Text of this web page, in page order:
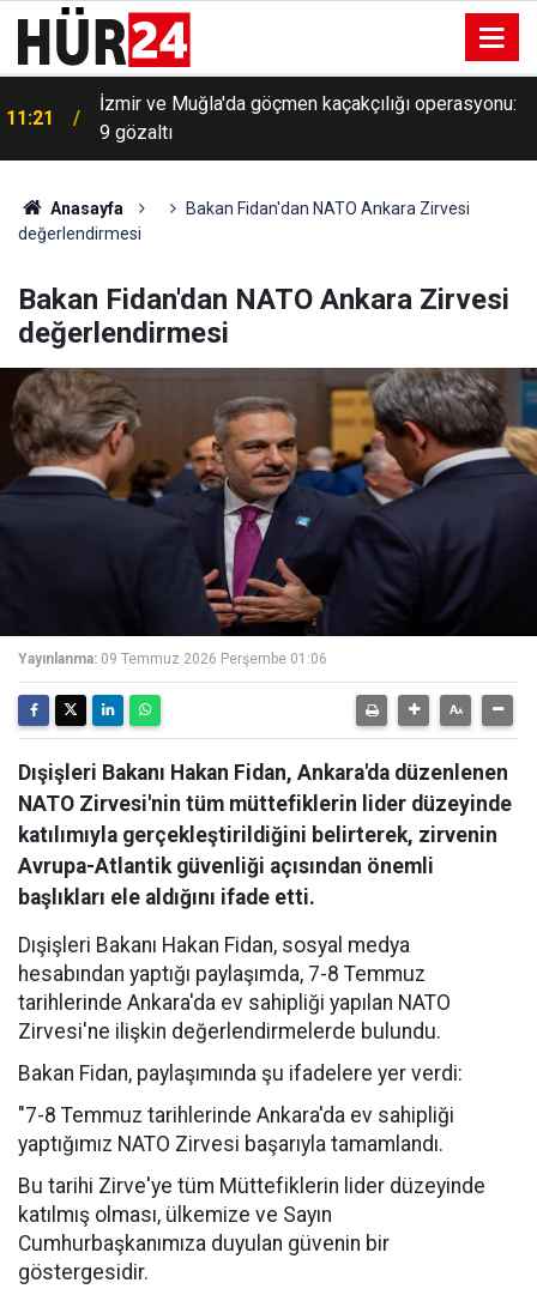
11:21
İzmir ve Muğla'da göçmen kaçakçılığı operasyonu:
9 gözaltı
Anasayfa
Bakan Fidan'dan NATO Ankara Zirvesi
değerlendirmesi
Bakan Fidan'dan NATO Ankara Zirvesi
değerlendirmesi
Yayınlanma: 09 Temmuz 2026 Perşembe 01:06
Dışişleri Bakanı Hakan Fidan, Ankara'da düzenlenen
NATO Zirvesi'nin tüm müttefiklerin lider düzeyinde
katılımıyla gerçekleştirildiğini belirterek, zirvenin
Avrupa-Atlantik güvenliği açısından önemli
başlıkları ele aldığını ifade etti.
Dışişleri Bakanı Hakan Fidan, sosyal medya
hesabından yaptığı paylaşımda, 7-8 Temmuz
tarihlerinde Ankara'da ev sahipliği yapılan NATO
Zirvesi'ne ilişkin değerlendirmelerde bulundu.
Bakan Fidan, paylaşımında şu ifadelere yer verdi:
"7-8 Temmuz tarihlerinde Ankara'da ev sahipliği
yaptığımız NATO Zirvesi başarıyla tamamlandı.
Bu tarihi Zirve'ye tüm Müttefiklerin lider düzeyinde
katılmış olması, ülkemize ve Sayın
Cumhurbaşkanımıza duyulan güvenin bir
göstergesidir.